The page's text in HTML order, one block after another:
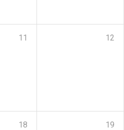
11 12
18 19